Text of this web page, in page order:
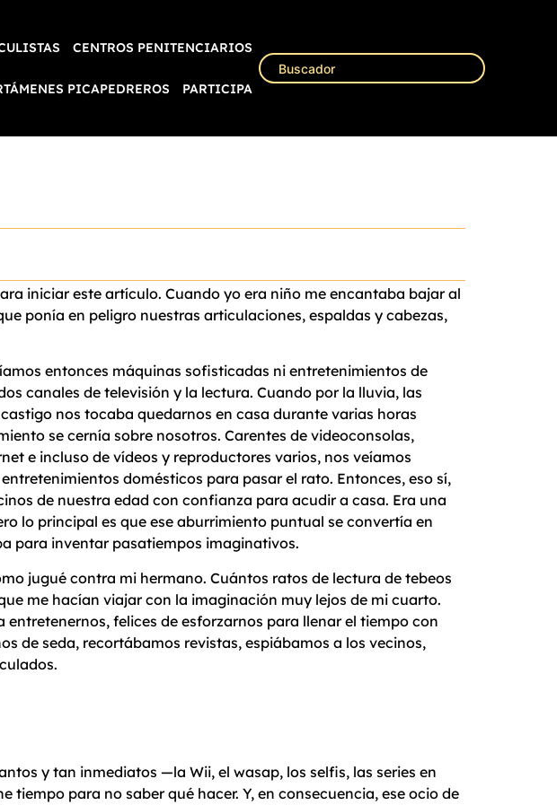
CENTROS PENITENCIARIOS
PICAPEDREROS PARTICIPA
iniciar este artículo. Cuando yo era niño me encantaba bajar al
ponía en peligro nuestras articulaciones, espaldas y cabezas,
entonces máquinas sofisticadas ni entretenimientos de
canales de televisión y la lectura. Cuando por la lluvia, las
nos tocaba quedarnos en casa durante varias horas
se cernía sobre nosotros. Carentes de videoconsolas,
e incluso de vídeos y reproductores varios, nos veíamos
domésticos para pasar el rato. Entonces, eso sí,
de nuestra edad con confianza para acudir a casa. Era una
lo principal es que ese aburrimiento puntual se convertía en
para inventar pasatiempos imaginativos.
jugué contra mi hermano. Cuántos ratos de lectura de tebeos
me hacían viajar con la imaginación muy lejos de mi cuarto.
felices de esforzarnos para llenar el tiempo con
de seda, recortábamos revistas, espiábamos a los vecinos,
y tan inmediatos —la Wii, el wasap, los selfis, las series en
para no saber qué hacer. Y, en consecuencia, ese ocio de